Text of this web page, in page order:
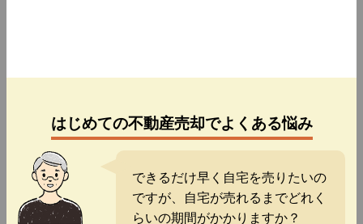
はじめての不動産売却でよくある悩み
できるだけ早く自宅を売りたいの
ですが、自宅が売れるまでどれく
らいの期間がかかりますか？